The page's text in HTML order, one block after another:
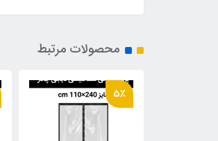
محصولات مرتبط
5٪